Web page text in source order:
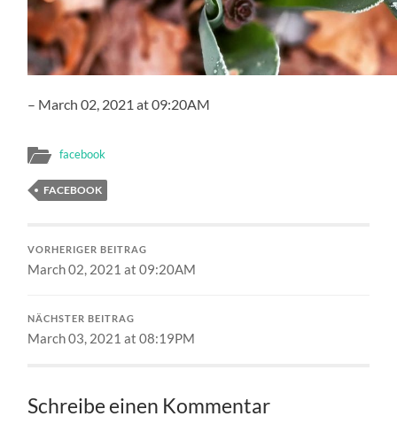
– March 02, 2021 at 09:20AM
facebook
FACEBOOK
VORHERIGER BEITRAG
March 02, 2021 at 09:20AM
NÄCHSTER BEITRAG
March 03, 2021 at 08:19PM
Schreibe einen Kommentar